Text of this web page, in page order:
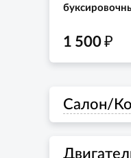
1 500₽
Салон/